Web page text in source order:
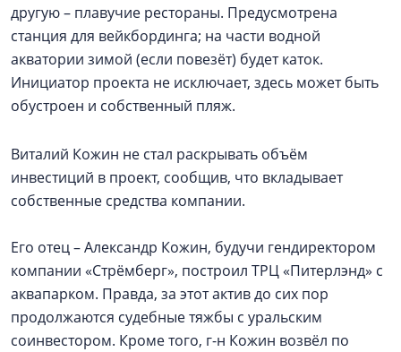
другую – плавучие рестораны. Предусмотрена
станция для вейкбординга; на части водной
акватории зимой (если повезёт) будет каток.
Инициатор проекта не исключает, здесь может быть
обустроен и собственный пляж.
Виталий Кожин не стал раскрывать объём
инвестиций в проект, сообщив, что вкладывает
собственные средства компании.
Его отец – Александр Кожин, будучи гендиректором
компании «Стрёмберг», построил ТРЦ «Питерлэнд» с
аквапарком. Правда, за этот актив до сих пор
продолжаются судебные тяжбы с уральским
соинвестором. Кроме того, г-н Кожин возвёл по